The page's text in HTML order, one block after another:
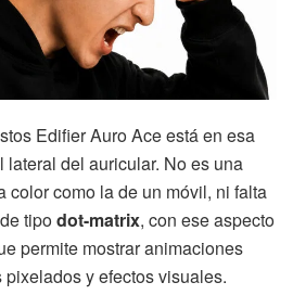
Edifier Auro Ace está en esa
del auricular. No es una
color como la de un móvil, ni falta
tipodot-matrix, con ese aspecto
permite mostrar animaciones
y efectos visuales.